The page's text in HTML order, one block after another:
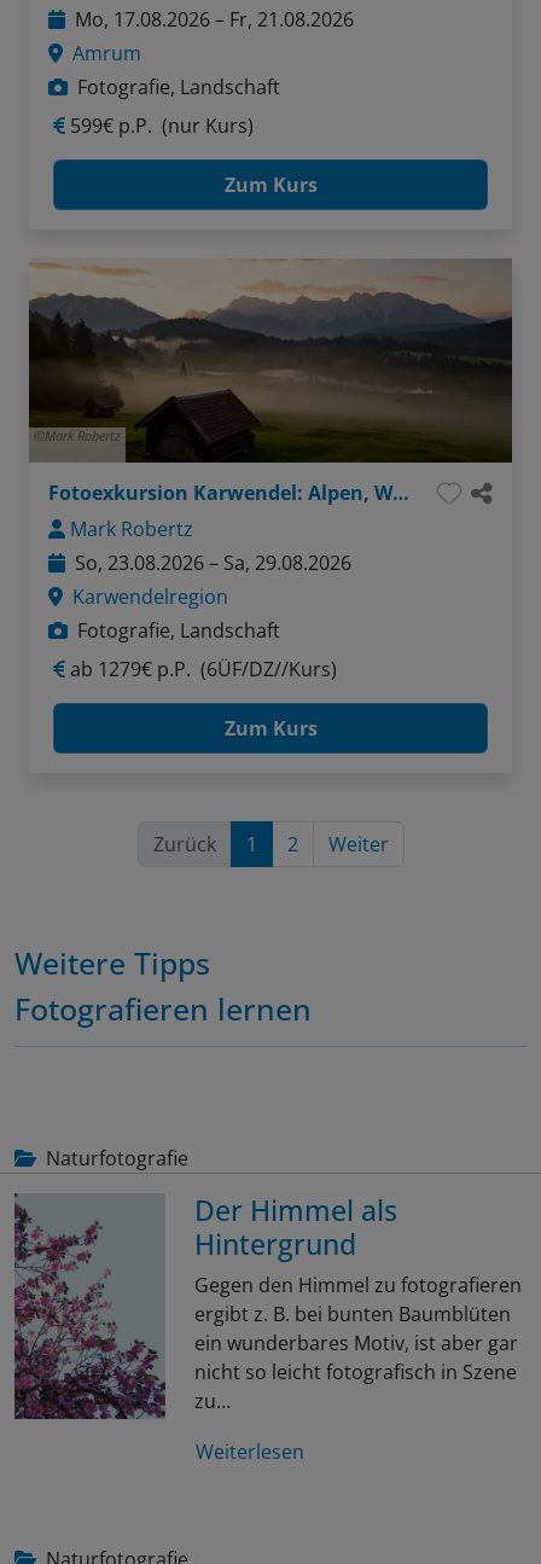
Mo, 17.08.2026 – Fr, 21.08.2026
Amrum
Fotografie, Landschaft
599€ p.P. (nur Kurs)
Zum Kurs
Mark Robertz
Fotoexkursion Karwendel: Alpen, Wasser, Felsen
Mark Robertz
So, 23.08.2026 – Sa, 29.08.2026
Karwendelregion
Fotografie, Landschaft
ab 1279€ p.P. (6ÜF/DZ//Kurs)
Zum Kurs
Zurück 1 2 Weiter
Weitere Tipps
Fotografieren lernen
Naturfotografie
Der Himmel als
Hintergrund
Gegen den Himmel zu fotografieren
ergibt z. B. bei bunten Baumblüten
ein wunderbares Motiv, ist aber gar
nicht so leicht fotografisch in Szene
zu…
Weiterlesen